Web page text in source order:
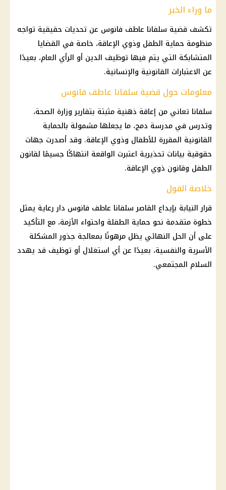
ما وراء الخبر
تكشف قضية سلفانا عاطف فانوس عن تحديات حقيقية تواجه
منظومة حماية الطفل وذوي الإعاقة، خاصة في القضايا
المتشابكة التي يتم فيها توظيف الدين أو الرأي العام، بعيدًا
عن الاعتبارات القانونية والإنسانية.
معلومات حول قضية سلفانا عاطف فانوس
سلفانا تعاني من إعاقة ذهنية مثبتة بتقارير وزارة الصحة،
وتدرس في مدرسة دمج، ما يجعلها مشمولة بالحماية
القانونية المقررة للأطفال وذوي الإعاقة. وقد أصدرت جهات
حقوقية بيانات تحذيرية اعتبرت الواقعة انتهاكًا جسيمًا لقانون
الطفل وقانون ذوي الإعاقة.
خلاصة القول
قرار النيابة بإيداع القاصر سلفانا عاطف فانوس دار رعاية يمثل
خطوة متقدمة نحو حماية الطفلة واحتواء الأزمة، مع التأكيد
على أن الحل النهائي يظل مرهونًا بمعالجة جذور المشكلة
الأسرية والنفسية، بعيدًا عن أي استغلال أو توظيف قد يهدد
السلام المجتمعي.